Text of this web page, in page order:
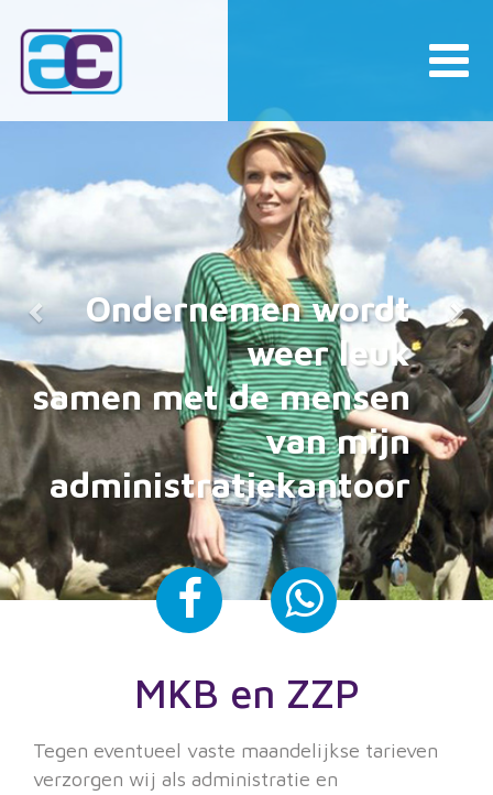
Ondernemen wordt
weer leuk
samen met de mensen
van mijn
administratiekantoor
MKB en ZZP
Tegen eventueel vaste maandelijkse tarieven
verzorgen wij als administratie en